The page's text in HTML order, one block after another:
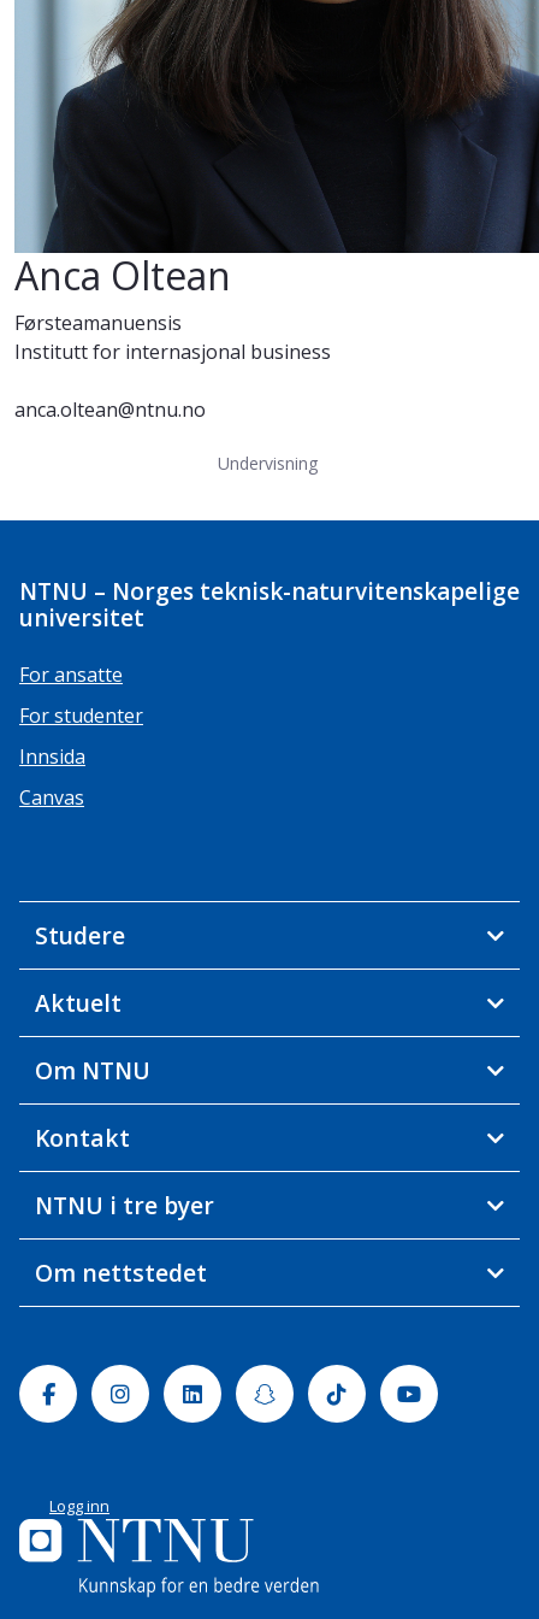
Anca Oltean
Førsteamanuensis
Institutt for internasjonal business
anca.oltean@ntnu.no
Undervisning
NTNU – Norges teknisk-naturvitenskapelige
universitet
For ansatte
For studenter
Innsida
Canvas
Studere
Aktuelt
Om NTNU
Kontakt
NTNU i tre byer
Om nettstedet
FacebookInstagramLinkedinSnapchatTiktok Youtube
Logg inn